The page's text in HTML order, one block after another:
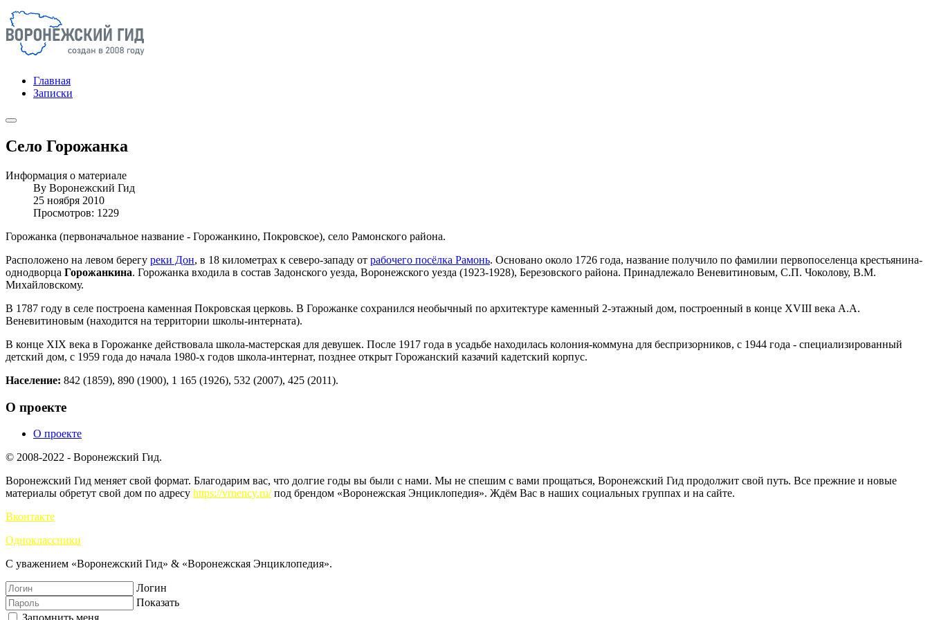
Главная
Записки
Село Горожанка
Информация о материале
By Воронежский Гид
25 ноября 2010
Просмотров: 1229
Горожанка (первоначальное название - Горожанкино, Покровское), село Рамонского района.
Расположено на левом берегу реки Дон, в 18 километрах к северо-западу от рабочего посёлка Рамонь. Основано около 1726 года, название получило по фамилии первопоселенца крестьянина-
однодворца Горожанкина. Горожанка входила в состав Задонского уезда, Воронежского уезда (1923-1928), Березовского района. Принадлежало Веневитиновым, С.П. Чоколову, В.М.
Михайловскому.
В 1787 году в селе построена каменная Покровская церковь. В Горожанке сохранился необычный по архитектуре каменный 2-этажный дом, построенный в конце XVIII века А.А.
Веневитиновым (находится на территории школы-интерната).
В конце XIX века в Горожанке действовала школа-мастерская для девушек. После 1917 года в усадьбе находилась колония-коммуна для беспризорников, с 1944 года - специализированный
детский дом, с 1959 года до начала 1980-х годов школа-интернат, позднее открыт Горожанский казачий кадетский корпус.
Население: 842 (1859), 890 (1900), 1 165 (1926), 532 (2007), 425 (2011).
О проекте
О проекте
© 2008-2022 - Воронежский Гид.
Воронежский Гид меняет свой формат. Благодарим вас, что долгие годы вы были с нами. Мы не спешим с вами прощаться, Воронежский Гид продолжит свой путь. Все прежние и новые
материалы обретут свой дом по адресу https://vrnency.ru/под брендом «Воронежская Энциклопедия». Ждём Вас в наших социальных группах и на сайте.
Вконтакте
Одноклассники
С уважением «Воронежский Гид» & «Воронежская Энциклопедия».
Логин
Показать